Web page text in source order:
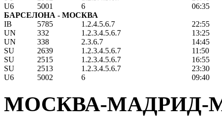
U6
5001 6
06:35
БАРСЕЛОНА - МОСКВА
IB
5785 1.2.4.5.6.7
22:55
UN
332 1.2.3.4.5.6.7
13:25
UN
338 2.3.6.7
14:45
SU
2639 1.2.3.4.5.6.7
11:50
SU
2515 1.2.3.4.5.6.7
16:55
SU
2513 1.2.3.4.5.6.7
23:30
U6
5002 6 09:40
МОСКВА-МАДРИД-